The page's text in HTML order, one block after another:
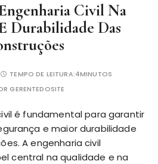
Civil Na
Durabilidade Das
TEMPO DE LEITURA:4MINUTOS
GERENTEDOSITE
é fundamental para garantir
e maior durabilidade
A engenharia civil
central na qualidade e na